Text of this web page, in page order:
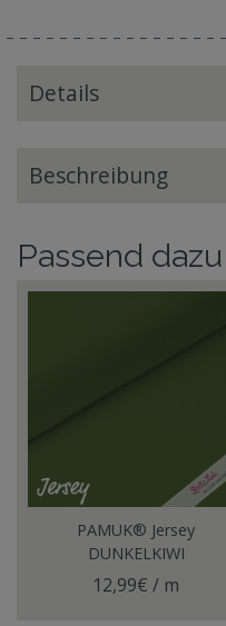
Details
Beschreibung
Passend dazu
PAMUK® Jersey
DUNKELKIWI
12,99€ / m